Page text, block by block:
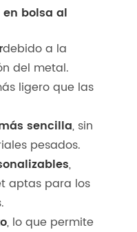
en bolsa al
debido a la
del metal.
ligero que las
sencilla, sin
pesados.
,
aptas para los
, lo que permite